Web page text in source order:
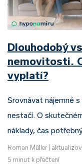
Dlouhodobý
nemovitosti.
vyplatí?
Srovnávat nájemné
nestačí. O
náklady, čas
Roman Müller
5 minut k přečtení